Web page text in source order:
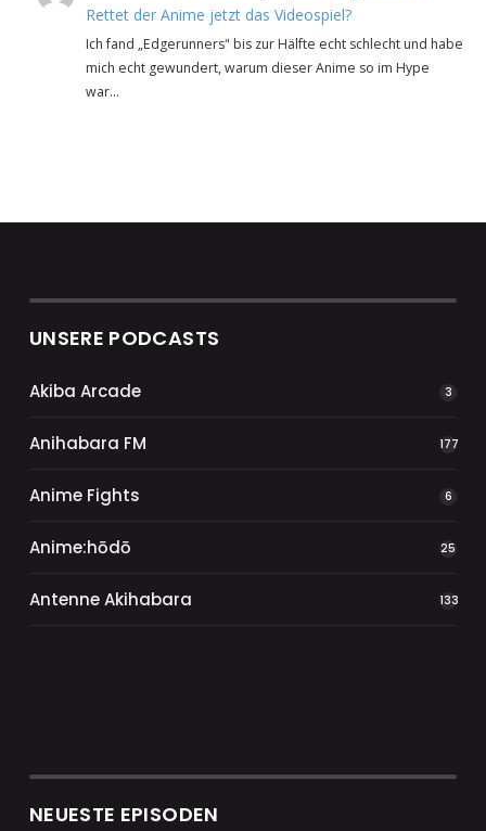
Rettet der Anime jetzt das Videospiel?
Ich fand „Edgerunners" bis zur Hälfte echt schlecht und habe
mich echt gewundert, warum dieser Anime so im Hype
war…
UNSERE PODCASTS
Akiba Arcade 3
Anihabara FM 177
Anime Fights 6
Anime:hōdō 25
Antenne Akihabara 133
NEUESTE EPISODEN